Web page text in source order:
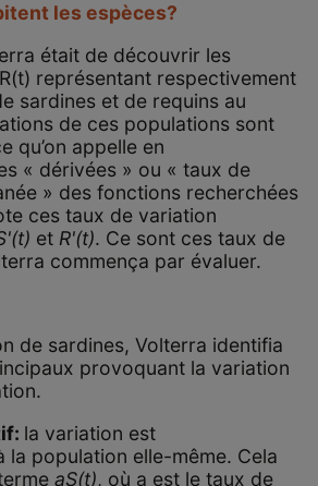
les espèces?
était de découvrir les
représentant respectivement
sardines et de requins au
de ces populations sont
qu’on appelle en
« dérivées » ou « taux de
» des fonctions recherchées
ces taux de variation
et R'(t). Ce sont ces taux de
commença par évaluer.
de sardines, Volterra identifia
provoquant la variation
la variation est
la population elle-même. Cela
aS(t), où a est le taux de